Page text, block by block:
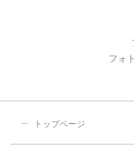
フォ
トップページ